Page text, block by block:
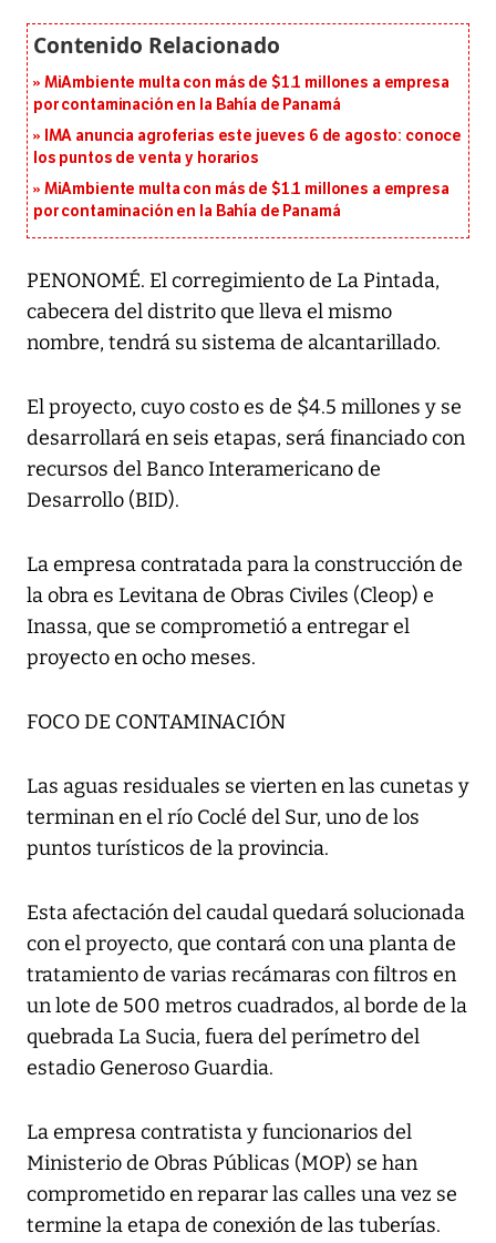
MiAmbiente multa con más de $1.1 millones a empresa
por contaminación en la Bahía de Panamá
IMA anuncia agroferias este jueves 6 de agosto: conoce
los puntos de venta y horarios
MiAmbiente multa con más de $1.1 millones a empresa
por contaminación en la Bahía de Panamá
PENONOMÉ. El corregimiento de La Pintada,
cabecera del distrito que lleva el mismo
nombre, tendrá su sistema de alcantarillado.
El proyecto, cuyo costo es de $4.5 millones y se
desarrollará en seis etapas, será financiado con
recursos del Banco Interamericano de
Desarrollo (BID).
La empresa contratada para la construcción de
la obra es Levitana de Obras Civiles (Cleop) e
Inassa, que se comprometió a entregar el
proyecto en ocho meses.
FOCO DE CONTAMINACIÓN
Las aguas residuales se vierten en las cunetas y
terminan en el río Coclé del Sur, uno de los
puntos turísticos de la provincia.
Esta afectación del caudal quedará solucionada
con el proyecto, que contará con una planta de
tratamiento de varias recámaras con filtros en
un lote de 500 metros cuadrados, al borde de la
quebrada La Sucia, fuera del perímetro del
estadio Generoso Guardia.
La empresa contratista y funcionarios del
Ministerio de Obras Públicas (MOP) se han
comprometido en reparar las calles una vez se
termine la etapa de conexión de las tuberías.